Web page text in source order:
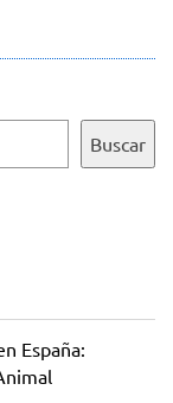
Buscar
España: